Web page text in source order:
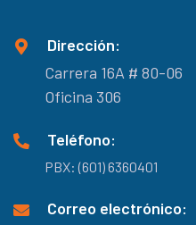
Dirección:
Carrera 16A # 80-06
Oficina 306
Teléfono:
PBX: (601) 6360401
Correo electrónico: